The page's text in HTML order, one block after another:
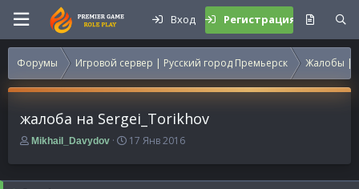
Вход Регистрация
Форумы Игровой сервер | Русский город Премьерск Жалобы |
жалоба на Sergei_Torikhov
А
т
о
Mikhail_Davydov
Д
т
а
17 Янв 2016